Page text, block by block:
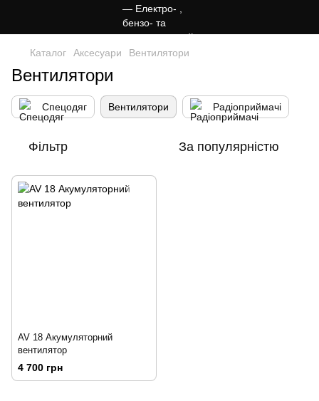
Каталог Аксесуари Вентилятори
Вентилятори
Спецодяг Вентилятори Радіоприймачі
Фільтр За популярністю
AV 18 Акумуляторний
вентилятор
4 700 грн